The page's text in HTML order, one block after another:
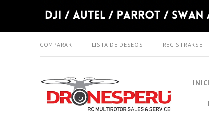
COMPARAR LISTA DE DESEOS REGISTRARSE